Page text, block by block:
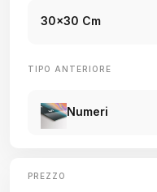
30x30 Cm
TIPO ANTERIORE
Numeri
PREZZO